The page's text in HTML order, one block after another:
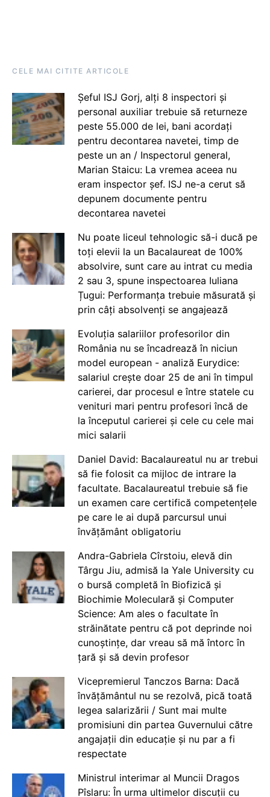
CELE MAI CITITE ARTICOLE
Șeful ISJ Gorj, alți 8 inspectori și
personal auxiliar trebuie să returneze
peste 55.000 de lei, bani acordați
pentru decontarea navetei, timp de
peste un an / Inspectorul general,
Marian Staicu: La vremea aceea nu
eram inspector șef. ISJ ne-a cerut să
depunem documente pentru
decontarea navetei
Nu poate liceul tehnologic să-i ducă pe
toți elevii la un Bacalaureat de 100%
absolvire, sunt care au intrat cu media
2 sau 3, spune inspectoarea Iuliana
Țugui: Performanța trebuie măsurată și
prin câți absolvenți se angajează
Evoluția salariilor profesorilor din
România nu se încadrează în niciun
model european - analiză Eurydice:
salariul crește doar 25 de ani în timpul
carierei, dar procesul e între statele cu
venituri mari pentru profesori încă de
la începutul carierei și cele cu cele mai
mici salarii
Daniel David: Bacalaureatul nu ar trebui
să fie folosit ca mijloc de intrare la
facultate. Bacalaureatul trebuie să fie
un examen care certifică competențele
pe care le ai după parcursul unui
învățământ obligatoriu
Andra-Gabriela Cîrstoiu, elevă din
Târgu Jiu, admisă la Yale University cu
o bursă completă în Biofizică și
Biochimie Moleculară și Computer
Science: Am ales o facultate în
străinătate pentru că pot deprinde noi
cunoștințe, dar vreau să mă întorc în
țară și să devin profesor
Vicepremierul Tanczos Barna: Dacă
învățământul nu se rezolvă, pică toată
legea salarizării / Sunt mai multe
promisiuni din partea Guvernului către
angajații din educație și nu par a fi
respectate
Ministrul interimar al Muncii Dragos
Pîslaru: În urma ultimelor discuții cu